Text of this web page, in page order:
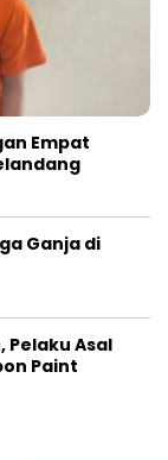
Empat
Ganja di
Pelaku Asal
Paint